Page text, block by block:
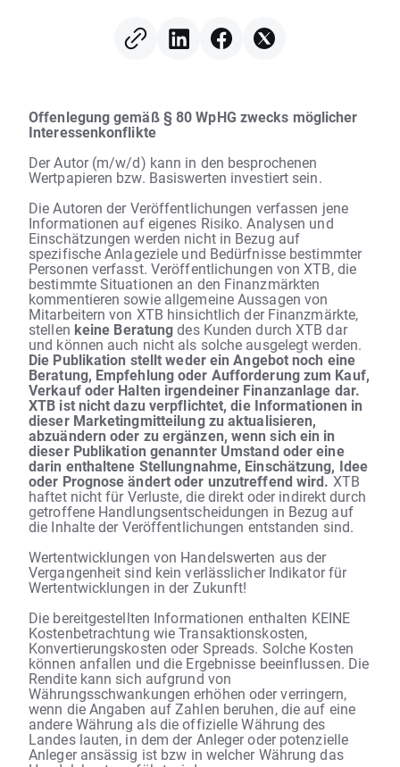
Offenlegung gemäß § 80 WpHG zwecks möglicher
Interessenkonflikte
Der Autor (m/w/d) kann in den besprochenen
Wertpapieren bzw. Basiswerten investiert sein.
Die Autoren der Veröffentlichungen verfassen jene
Informationen auf eigenes Risiko. Analysen und
Einschätzungen werden nicht in Bezug auf
spezifische Anlageziele und Bedürfnisse bestimmter
Personen verfasst. Veröffentlichungen von XTB, die
bestimmte Situationen an den Finanzmärkten
kommentieren sowie allgemeine Aussagen von
Mitarbeitern von XTB hinsichtlich der Finanzmärkte,
stellen keine Beratungdes Kunden durch XTB dar
und können auch nicht als solche ausgelegt werden.
Die Publikation stellt weder ein Angebot noch eine
Beratung, Empfehlung oder Aufforderung zum Kauf,
Verkauf oder Halten irgendeiner Finanzanlage dar.
XTB ist nicht dazu verpflichtet, die Informationen in
dieser Marketingmitteilung zu aktualisieren,
abzuändern oder zu ergänzen, wenn sich ein in
dieser Publikation genannter Umstand oder eine
darin enthaltene Stellungnahme, Einschätzung, Idee
oder Prognose ändert oder unzutreffend wird. XTB
haftet nicht für Verluste, die direkt oder indirekt durch
getroffene Handlungsentscheidungen in Bezug auf
die Inhalte der Veröffentlichungen entstanden sind.
Wertentwicklungen von Handelswerten aus der
Vergangenheit sind kein verlässlicher Indikator für
Wertentwicklungen in der Zukunft!
Die bereitgestellten Informationen enthalten KEINE
Kostenbetrachtung wie Transaktionskosten,
Konvertierungskosten oder Spreads. Solche Kosten
können anfallen und die Ergebnisse beeinflussen. Die
Rendite kann sich aufgrund von
Währungsschwankungen erhöhen oder verringern,
wenn die Angaben auf Zahlen beruhen, die auf eine
andere Währung als die offizielle Währung des
Landes lauten, in dem der Anleger oder potenzielle
Anleger ansässig ist bzw in welcher Währung das